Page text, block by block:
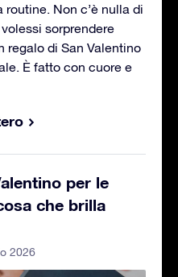
Non c’è nulla di
sorprendere
regalo di San Valentino
È fatto con cuore e
per le
che brilla
2026